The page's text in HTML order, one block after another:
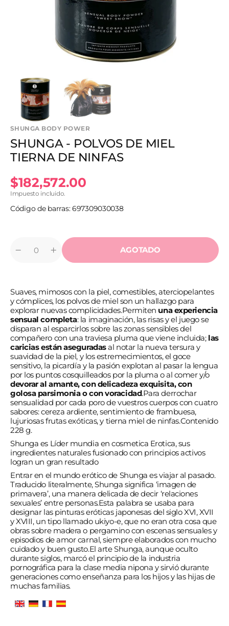
en
de
galería
SHUNGA BODY POWER
SHUNGA - POLVOS DE MIEL
TIERNA DE NINFAS
Precio
habitual
$182,572.00
Impuesto incluido.
Código de barras: 697309030038
Reducir
POLVOS
DE
MIEL
TIERNA
DE
NINFAS
Cantidad
Aumentar
cantidad
POLVOS
DE
MIEL
TIERNA
DE
NINFAS
AGOTADO
Suaves, mimosos con la piel, comestibles, aterciopelantes
y cómplices, los polvos de miel son un hallazgo para
explorar nuevas complicidades.Permiten una experiencia
sensual completa: la imaginación, las risas y el juego se
disparan al esparcirlos sobre las zonas sensibles del
compañero con una traviesa pluma que viene incluida; las
caricias están aseguradasal notar la nueva tersura y
suavidad de la piel, y los estremecimientos, el goce
sensitivo, la picardía y la pasión explotan al pasar la lengua
por los puntos cosquilleados por la pluma o al comer y/o
devorar al amante, con delicadeza exquisita, con
golosa parsimonia o con voracidad.Para derrochar
sensualidad por cada poro de vuestros cuerpos con cuatro
sabores: cereza ardiente, sentimiento de frambuesa,
lujuriosas frutas exóticas, y tierna miel de ninfas.Contenido
228 g.
Shunga es Líder mundia en cosmetica Erotica, sus
ingredientes naturales fusionado con principios activos
logran un gran resultado
Entrar en el mundo erótico de Shunga es viajar al pasado.
Traducido literalmente, Shunga significa ‘imagen de
primavera’, una manera delicada de decir ‘relaciones
sexuales’ entre personas.Esta palabra se usaba para
designar las pinturas eróticas japonesas del siglo XVI, XVII
y XVIII, un tipo llamado ukiyo-e, que no eran otra cosa que
obras sobre madera o pergamino con escenas sensuales y
episodios de amor carnal, siempre elaborados con mucho
cuidado y buen gusto.El arte Shunga, aunque oculto
durante siglos, marcó el principio de la industria
pornográfica para la clase media nipona y sirvió durante
generaciones como enseñanza para los hijos y las hijas de
muchas familias.